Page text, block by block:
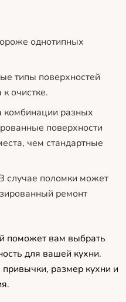
однотипных
типы поверхностей
очистке.
разных
поверхности
чем стандартные
случае поломки может
ремонт
поможет вам выбрать
для вашей кухни.
размер кухни и